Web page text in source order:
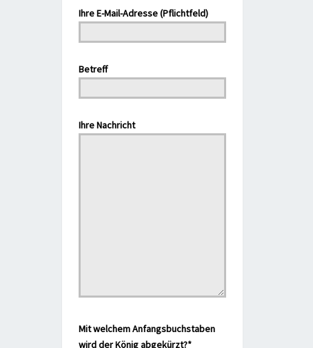
Ihre E-Mail-Adresse (Pflichtfeld)
Bitte lasse dieses Feld leer.
Betreff
Bitte lasse dieses Feld leer.
Ihre Nachricht
Mit welchem Anfangsbuchstaben
wird der König abgekürzt?*